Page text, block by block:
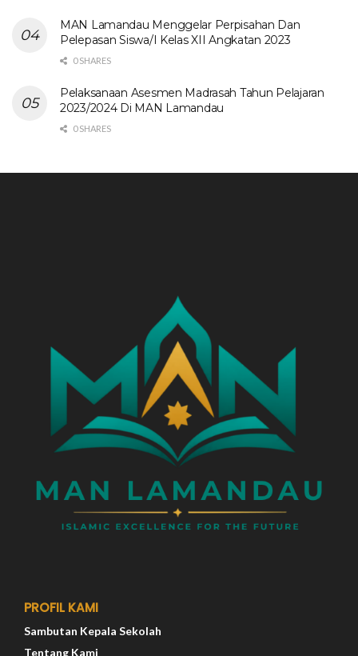
MAN Lamandau Menggelar Perpisahan Dan
Pelepasan Siswa/I Kelas XII Angkatan 2023
0 SHARES
Pelaksanaan Asesmen Madrasah Tahun Pelajaran
2023/2024 Di MAN Lamandau
0 SHARES
PROFIL KAMI
Sambutan Kepala Sekolah
Tentang Kami